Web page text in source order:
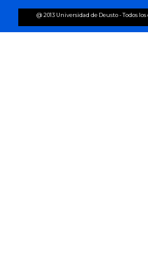
@ 2013 Universidad de Deusto - Todos